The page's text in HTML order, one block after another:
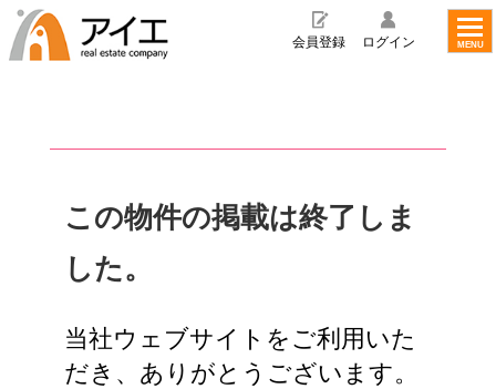
MENU
会員登録 ログイン
この物件の掲載は終了しま
した。
当社ウェブサイトをご利用いた
だき、ありがとうございます。